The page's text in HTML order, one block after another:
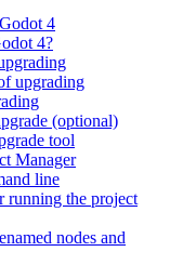
4
4?
upgrading
(optional)
tool
Manager
line
running the project
nodes and